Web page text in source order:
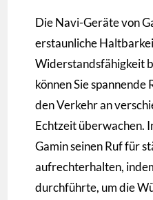
Die Navi-Geräte von
erstaunliche
Widerstandsfähigkeit
können Sie spannende
den Verkehr an
Echtzeit überwachen.
Gamin seinen Ruf für
aufrechterhalten,
durchführte, um die